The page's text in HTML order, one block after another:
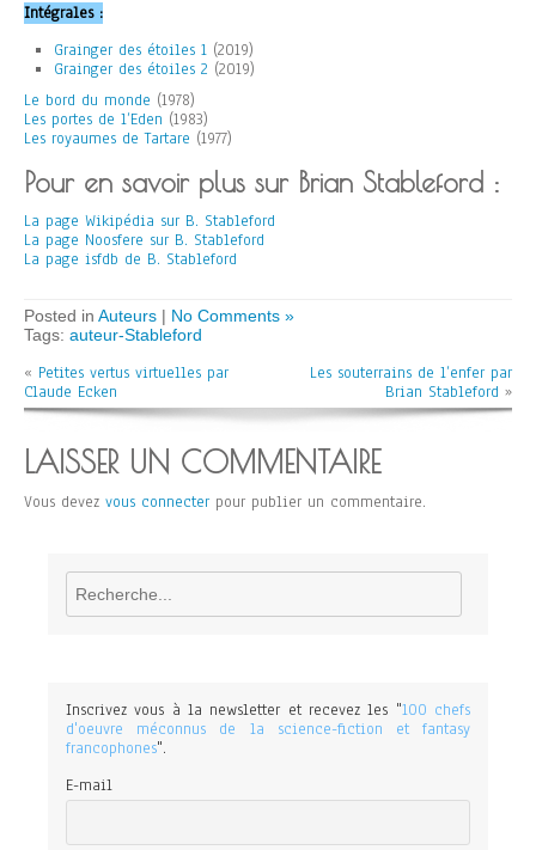
Intégrales :
Grainger des étoiles 1 (2019)
Grainger des étoiles 2 (2019)
Le bord du monde (1978)
Les portes de l’Eden (1983)
Les royaumes de Tartare (1977)
Pour en savoir plus sur Brian Stableford :
La page Wikipédia sur B. Stableford
La page Noosfere sur B. Stableford
La page isfdb de B. Stableford
Posted in Auteurs | No Comments »
Tags: auteur-Stableford
« Petites vertus virtuelles par
Claude Ecken
Les souterrains de l’enfer par
Brian Stableford »
LAISSER UN COMMENTAIRE
Vous devez vous connecter pour publier un commentaire.
Rechercher
Inscrivez vous à la newsletter et recevez les "100 chefs
d'oeuvre méconnus de la science-fiction et fantasy
francophones".
E-mail